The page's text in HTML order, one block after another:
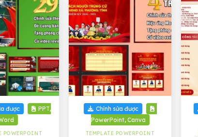
được
PPT,
POWERPOINT
+
Chỉnh sửa được
PowerPoint, Canva
TEMPLATE POWERPOINT